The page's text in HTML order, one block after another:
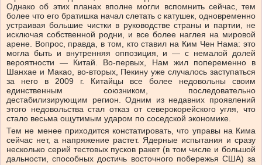
Однако об этих планах вполне могли вспомнить сейчас, тем
более что его братишка начал слетать с катушек, одновременно
устраивая большие чистки в руководстве страны и партии, не
исключая собственной родни, и все более наглея на мировой
арене. Вопрос, правда, в том, кто ставил на Ким Чен Нама: это
могла быть и внутренняя оппозиция, и — с немалой долей
вероятности — Китай. Во-первых, Нам жил попеременно в
Шанхае и Макао, во-вторых, Пекину уже случалось заступаться
за него в 2009 г. Китайцы все более недовольны своим
единственным союзником, последовательно
дестабилизирующим регион. Одним из недавних проявлений
этого недовольства стал отказ от северокорейского угля, что
стало весьма ощутимым ударом по соседской экономике.
Тем не менее приходится констатировать, что управы на Кима
сейчас нет, а напряжение растет. Ядерные испытания и сразу
несколько серий тестовых пусков ракет (в том числе и большой
дальности, способных достичь восточного побережья США) за